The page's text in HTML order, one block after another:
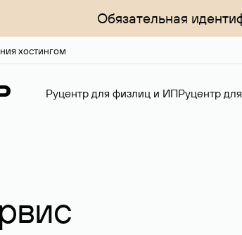
Обязательная
хостингом
Руцентр для физлиц и ИПРуцентр